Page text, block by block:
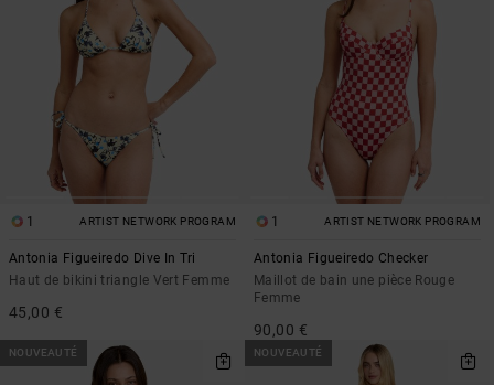
1 ARTIST NETWORK PROGRAM
Antonia Figueiredo Dive In Tri
Haut de bikini triangle Vert Femme
45,00 €
1 ARTIST NETWORK PROGRAM
Antonia Figueiredo Checker
Maillot de bain une pièce Rouge
Femme
90,00 €
NOUVEAUTÉ NOUVEAUTÉ